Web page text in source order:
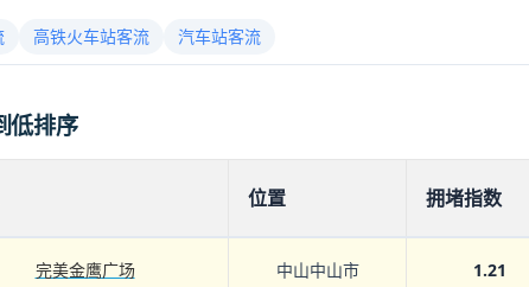
高铁火车站客流 汽车站客流
低排序
位置 拥堵指数
完美金鹰广场 中山中山市 1.21